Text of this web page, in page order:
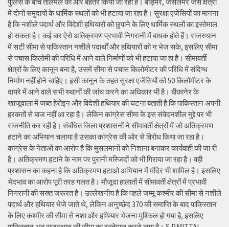
में दोनों समुदायों के धार्मिक स्थलों को भी हटाया जा रहा है। सुरक्षा एजेंसियों का मानना
है कि नशीले पदार्थ और विदेशी हथियारों को छुपाने के लिए धार्मिक स्थलों का इस्तेमाल
हो सकता है। कई बार ऐसे अतिक्रमण प्रभावी निगरानी में बाधक होते हैं। राजस्थान
में सटी सीमा से पाकिस्तान नशीले पदार्थों और हथियारों को न भेज सके, इसलिए सीमा
से पचास किलोमी की परिधि में आने वाले निर्माणों को भी हटाया जा हा है। सीमावर्ती
क्षेत्रों के लिए कानून बना है, उसमें सीमा से पचास किलोमीटर की परिधि में संदिग्ध
निर्माण नहीं होने चाहिए। इसी कानून के तहत सुरक्षा एजेंसियों को 50 किलोमीटर के
दायरे में आने वाले सभी स्थानों की जांच करने का अधिकार भी है। बीकानेर के
खाजूवाला में जब्त हेरोइन और विदेशी हथियार की घटना बताती है कि पाकिस्तान अपनी
हरकतों से बाज नहीं आ रहा है। लेकिन कांग्रेस सीमा के इस संवेदनशील मुद्दे पर भी
राजनीति कर रही है। संबंधित जिला प्रशासनों ने सीमावर्ती क्षेत्रों में जो अतिक्रमण
हटाने का अभियान चलाया है उसका कांग्रेस की ओर से विरोध किया जा रहा है।
कांग्रेस के नेताओं का आरोप है कि मुसलमानों को निशाना बनाकर कार्यवाही की जा री
है। अतिक्रमण हटाने के नाम पर पुरानी मस्जिदों को भी गिराया जा रहा है। वही
प्रशासन का कहना है कि अतिक्रमण हटाओ अभियान में मंदिर भी शामिल है। इसलिए
भेदभाव का आरोप पूरी तरह गलत है। मौजूदा हालातों में सीमावर्ती क्षेत्रों में प्रभावी
निगरानी की सख्त जरूरत है। उल्लेखनीय है कि पहले जम्मू कश्मीर की सीमा से नशीले
पदार्थ और हथियार भेजे जाते थे, लेकिन अनुच्छेद 370 की समाप्ति के बाद पाकिस्तान
के लिए कश्मीर की सीमा से नशा और हथियार भेजना मुश्किल हो गया है, इसलिए